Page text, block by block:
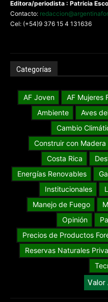
Editora/periodista : Patricia
Contacto:
Cel: (+54)9 376 15 4 131636
Categorías
AF Joven AF Mujeres
Ambiente
Aves
Cambio
Construir con Madera
Costa Rica
Energías Renovables
Institucionales
Manejo de Fuego
Opinión
Precios de Productos
Reservas Naturales
Valor